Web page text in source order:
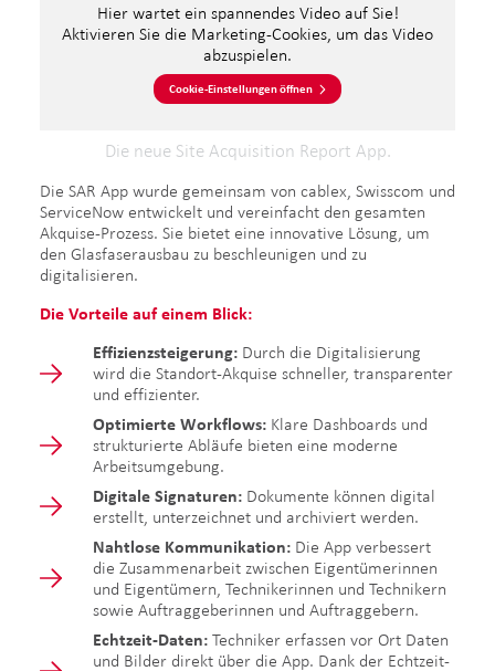
Hier wartet ein spannendes Video auf Sie!
Aktivieren Sie die Marketing-Cookies, um das Video
abzuspielen.
Cookie-Einstellungen öffnen
Die neue Site Acquisition Report App.
Die SAR App wurde gemeinsam von cablex, Swisscom und
ServiceNow entwickelt und vereinfacht den gesamten
Akquise-Prozess. Sie bietet eine innovative Lösung, um
den Glasfaserausbau zu beschleunigen und zu
digitalisieren.
Die Vorteile auf einem Blick:
Effizienzsteigerung: Durch die Digitalisierung
wird die Standort-Akquise schneller, transparenter
und effizienter.
Optimierte Workflows: Klare Dashboards und
strukturierte Abläufe bieten eine moderne
Arbeitsumgebung.
Digitale Signaturen: Dokumente können digital
erstellt, unterzeichnet und archiviert werden.
Nahtlose Kommunikation: Die App verbessert
die Zusammenarbeit zwischen Eigentümerinnen
und Eigentümern, Technikerinnen und Technikern
sowie Auftraggeberinnen und Auftraggebern.
Echtzeit-Daten: Techniker erfassen vor Ort Daten
und Bilder direkt über die App. Dank der Echtzeit-